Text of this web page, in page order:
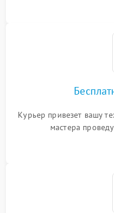
Курьер привезет вашу
мастера